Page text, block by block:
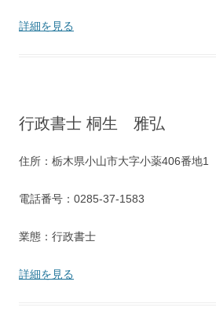
詳細を見る
行政書士 桐生 雅弘
住所：栃木県小山市大字小薬406番地1
電話番号：0285-37-1583
業態：行政書士
詳細を見る